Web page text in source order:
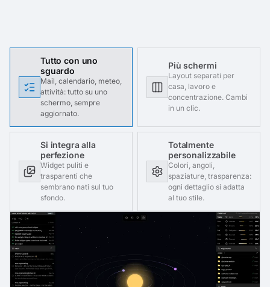
Tutto con uno
sguardo
Mail, calendario, meteo,
attività: tutto su uno
schermo, sempre
aggiornato.
Più schermi
Layout separati per
casa, lavoro e
concentrazione. Cambi
in un clic.
Si integra alla
perfezione
Widget puliti e
trasparenti che
sembrano nati sul tuo
sfondo.
Totalmente
personalizzabile
Colori, angoli,
spaziature, trasparenza:
ogni dettaglio si adatta
al tuo stile.